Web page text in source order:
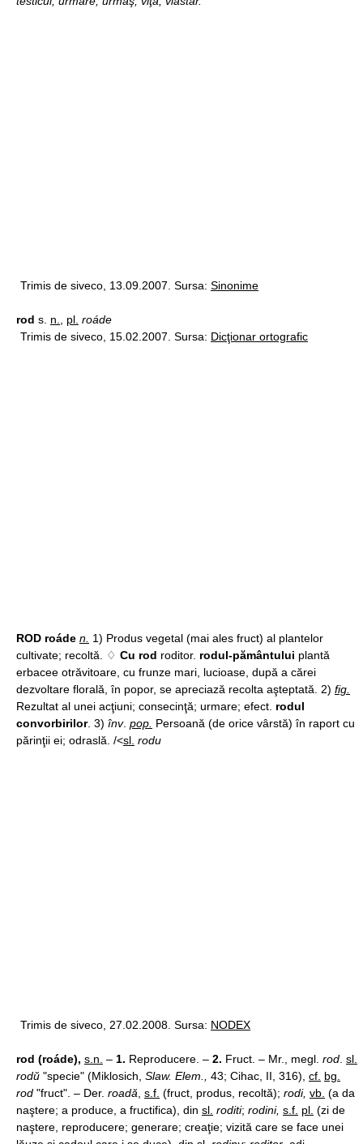
Trimis de siveco, 13.09.2007. Sursa: Sinonime
rod s. n. pl. roáde
Trimis de siveco, 15.02.2007. Sursa: Dicţionar ortografic
ROD roáde n. 1) Produs vegetal (mai ales fruct) al plantelor
cultivate; recoltă. ♢ Cu rod roditor. rodul-pământului plantă
erbacee otrăvitoare, cu frunze mari, lucioase, după a cărei
dezvoltare florală, în popor, se apreciază recolta aşteptată. 2) fig.
Rezultat al unei acţiuni; consecinţă; urmare; efect. rodul
convorbirilor. 3) înv. pop. Persoană (de orice vârstă) în raport cu
părinţii ei; odraslă. /<sl. rodu
Trimis de siveco, 27.02.2008. Sursa: NODEX
rod (roáde), s.n. – 1. Reproducere. – 2. Fruct. – Mr., megl. rod sl.
rodŭ "specie" (Miklosich, Slaw. Elem., 43; Cihac, II, 316), cf. bg.
rod "fruct". – Der. roadă s.f. (fruct, produs, recoltă); rodi, vb. (a da
naştere; a produce, a fructifica), din sl. roditi; rodini, s.f. pl. (zi de
naştere, reproducere; generare; creaţie; vizită care se face unei